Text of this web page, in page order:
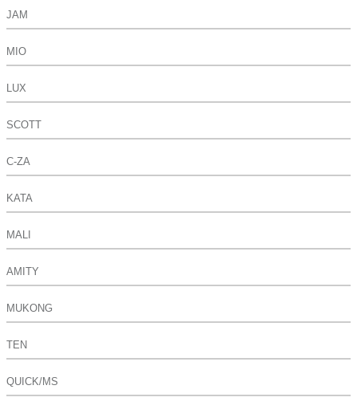
JAM
MIO
LUX
SCOTT
C-ZA
KATA
MALI
AMITY
MUKONG
TEN
QUICK/MS